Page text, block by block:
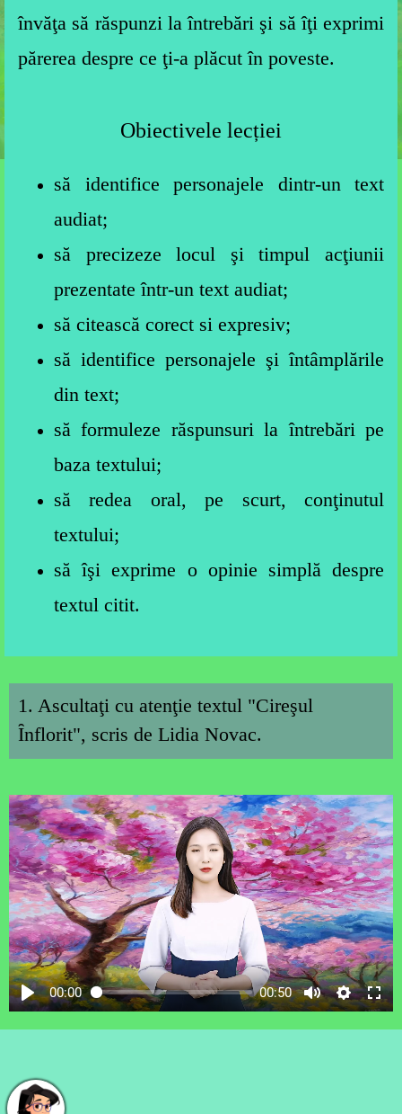
învăţa să răspunzi la întrebări şi să îţi exprimi
părerea despre ce ţi-a plăcut în poveste.
Obiectivele lecției
să identifice personajele dintr-un text
audiat;
să precizeze locul şi timpul acţiunii
prezentate într-un text audiat;
să citească corect si expresiv;
să identifice personajele şi întâmplările
din text;
să formuleze răspunsuri la întrebări pe
baza textului;
să redea oral, pe scurt, conţinutul
textului;
să îşi exprime o opinie simplă despre
textul citit.
1. Ascultaţi cu atenţie textul "Cireşul
Ȋnflorit", scris de Lidia Novac.
00:00 00:50